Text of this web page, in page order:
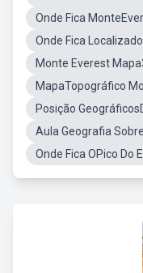
Onde Fica
Onde Fica
Monte Everest
MapaTopográfico
Posição
Aula Geografia
Onde Fica OPico Do